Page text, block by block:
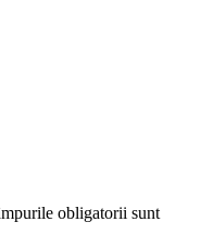
obligatorii sunt